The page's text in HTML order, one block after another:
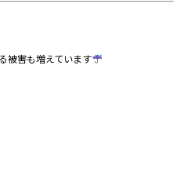
被害も増えています